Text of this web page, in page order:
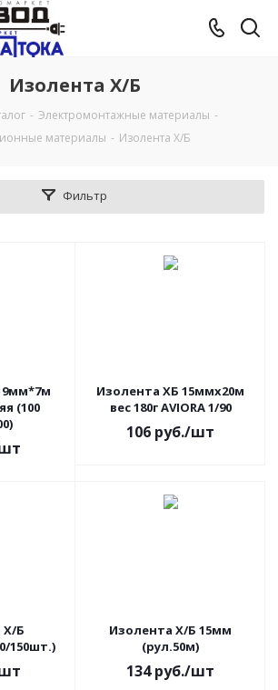
Изолента Х/Б
- Электромонтажные материалы -
материалы - Изолента Х/Б
Фильтр
(100
Изолента ХБ 15ммх20м
вес 180г AVIORA 1/90
106 руб./шт
Х/Б
150шт.)
Изолента Х/Б 15мм
(рул.50м)
134руб./шт